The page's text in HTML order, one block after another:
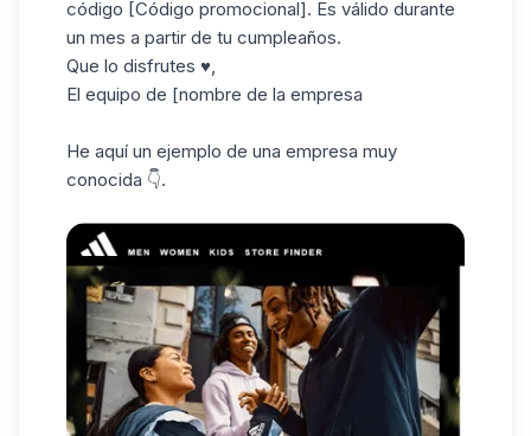
código [Código promocional]. Es válido durante
un mes a partir de tu cumpleaños.
Que lo disfrutes ♥,
El equipo de [nombre de la empresa
He aquí un ejemplo de una empresa muy
conocida 👇.